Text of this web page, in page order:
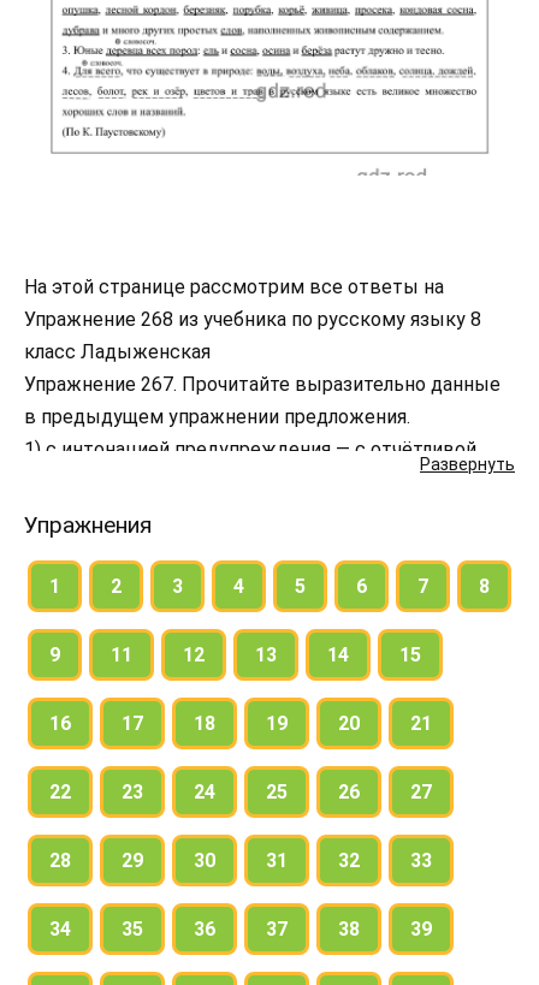
Развернуть
На этой странице рассмотрим все ответы на
Упражнение 268 из учебника по русскому языку 8
класс Ладыженская
Упражнение 267. Прочитайте выразительно данные
в предыдущем упражнении предложения.
1) с интонацией предупреждения — с отчётливой
2) с интонацией пояснения после однородных членов
Упражнения
1 2 3 4 5 6 7 8
9 11 12 13 14 15
16 17 18 19 20 21
22 23 24 25 26 27
28 29 30 31 32 33
34 35 36 37 38 39